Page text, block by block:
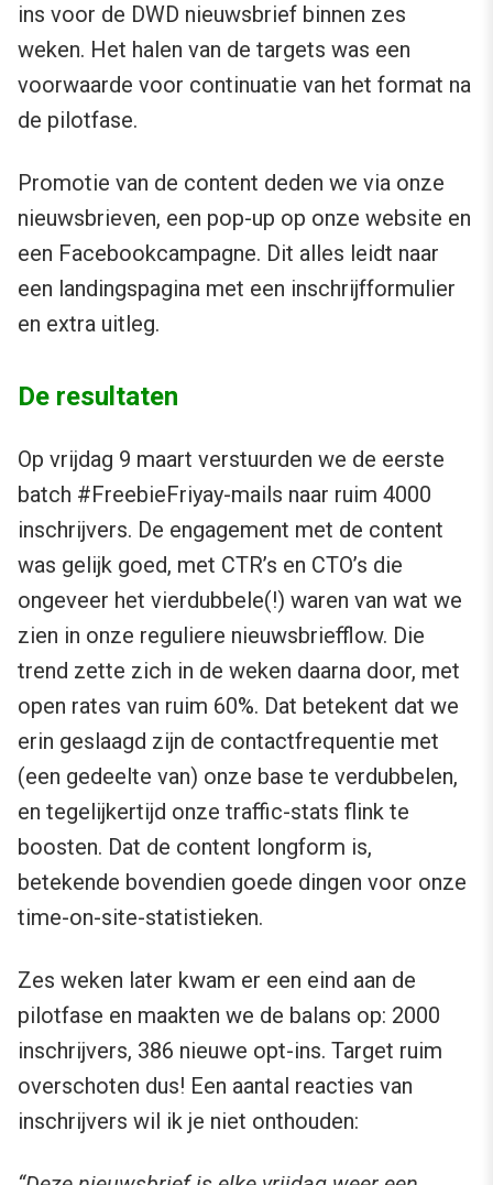
ins voor de DWD nieuwsbrief binnen zes
weken. Het halen van de targets was een
voorwaarde voor continuatie van het format na
de pilotfase.
Promotie van de content deden we via onze
nieuwsbrieven, een pop-up op onze website en
een Facebookcampagne. Dit alles leidt naar
een landingspagina met een inschrijfformulier
en extra uitleg.
De resultaten
Op vrijdag 9 maart verstuurden we de eerste
batch #FreebieFriyay-mails naar ruim 4000
inschrijvers. De engagement met de content
was gelijk goed, met CTR’s en CTO’s die
ongeveer het vierdubbele(!) waren van wat we
zien in onze reguliere nieuwsbriefflow. Die
trend zette zich in de weken daarna door, met
open rates van ruim 60%. Dat betekent dat we
erin geslaagd zijn de contactfrequentie met
(een gedeelte van) onze base te verdubbelen,
en tegelijkertijd onze traffic-stats flink te
boosten. Dat de content longform is,
betekende bovendien goede dingen voor onze
time-on-site-statistieken.
Zes weken later kwam er een eind aan de
pilotfase en maakten we de balans op: 2000
inschrijvers, 386 nieuwe opt-ins. Target ruim
overschoten dus! Een aantal reacties van
inschrijvers wil ik je niet onthouden: